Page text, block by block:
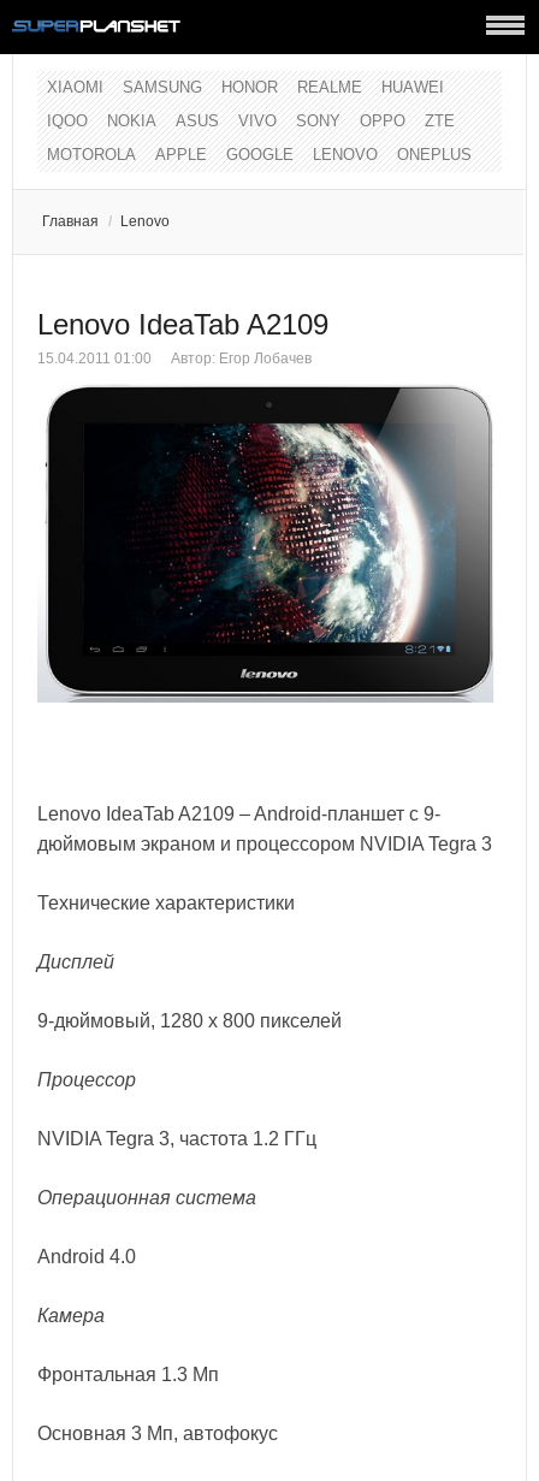
XIAOMI SAMSUNG HONOR REALME
HUAWEI
IQOO
NOKIA ASUS VIVO SONY OPPO
ZTE
MOTOROLA
APPLE GOOGLE LENOVO ONEPLUS
Главная / Lenovo
Lenovo IdeaTab A2109
15.04.2011 01:00 Автор: Егор Лобачев
Lenovo IdeaTab A2109 – Android-планшет с 9-
дюймовым экраном и процессором NVIDIA Tegra 3
Технические характеристики
Дисплей
9-дюймовый, 1280 х 800 пикселей
Процессор
NVIDIA Tegra 3, частота 1.2 ГГц
Операционная система
Android 4.0
Камера
Фронтальная 1.3 Мп
Основная 3 Мп, автофокус